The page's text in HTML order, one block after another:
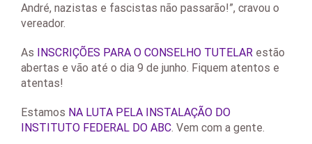
André, nazistas e fascistas não passarão!”, cravou o
vereador.
As INSCRIÇÕES PARA O CONSELHO TUTELAR estão
abertas e vão até o dia 9 de junho. Fiquem atentos e
atentas!
Estamos NA LUTA PELA INSTALAÇÃO DO
INSTITUTO FEDERAL DO ABC . Vem com a gente.